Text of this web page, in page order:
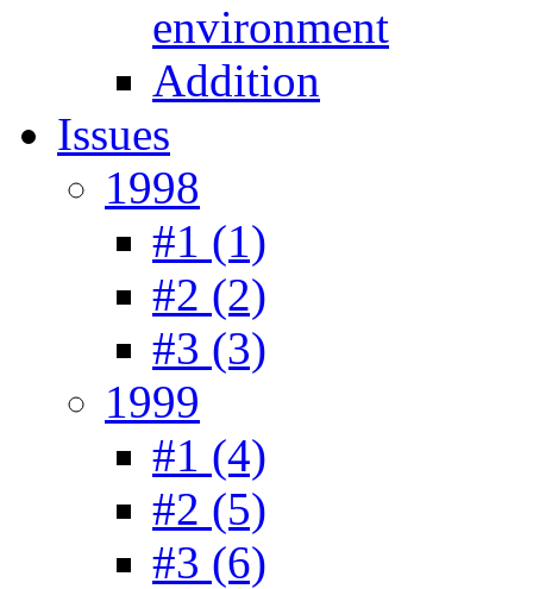
environment
Addition
Issues
1998
#1 (1)
#2 (2)
#3 (3)
1999
#1 (4)
#2 (5)
#3 (6)